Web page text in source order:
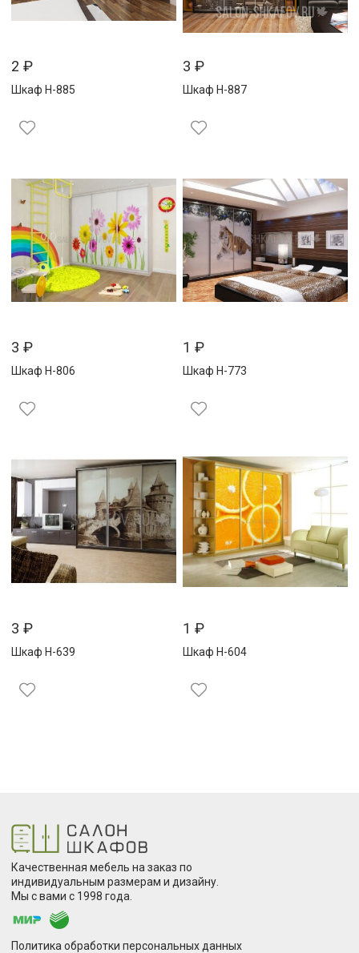
2 ₽
Шкаф Н-885
3₽
Шкаф Н-887
3 ₽
Шкаф Н-806
1₽
Шкаф Н-773
3 ₽
Шкаф Н-639
1₽
Шкаф Н-604
Качественная мебель на заказ по
индивидуальным размерам и дизайну.
Мы с вами с 1998 года.
Политика обработки персональных данных